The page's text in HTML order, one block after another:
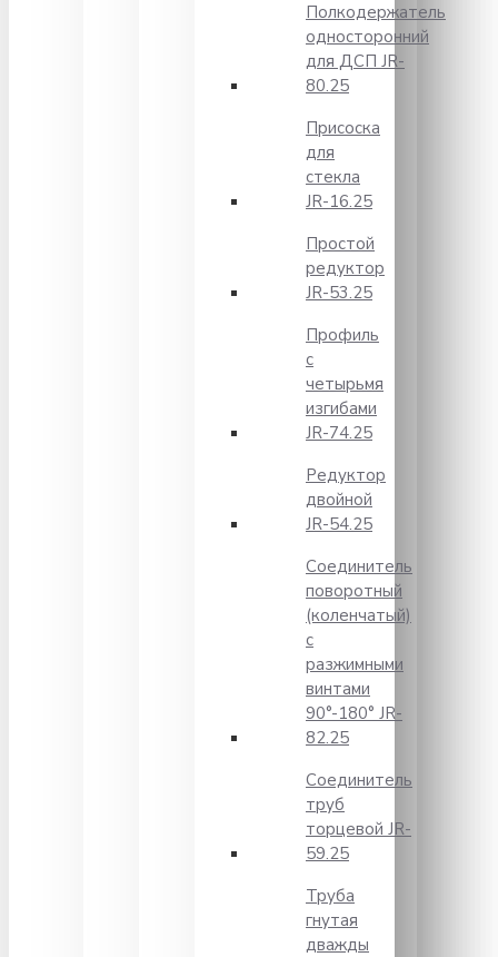
Полкодержатель
односторонний
для ДСП JR-
80.25
Присоска
для
стекла
JR-16.25
Простой
редуктор
JR-53.25
Профиль
с
четырьмя
изгибами
JR-74.25
Редуктор
двойной
JR-54.25
Соединитель
поворотный
(коленчатый)
с
разжимными
винтами
90°-180° JR-
82.25
Соединитель
труб
торцевой JR-
59.25
Труба
гнутая
дважды